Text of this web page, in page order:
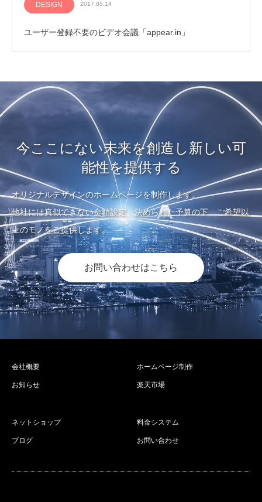
DESIGN 2017.05.14
ユーザー登録不要のビデオ会議「appear.in」
今ここにない未来を創造し新しい可
能性を提供する
オリジナルデザインのホームページを制作します。
他社には真似できない金額設定、決められた予算の下、ご希望以
上のモノをご提供します。
お問い合わせはこちら
会社概要
お知らせ
ホームページ制作
楽天市場
ネットショップ
ブログ
料金システム
お問い合わせ